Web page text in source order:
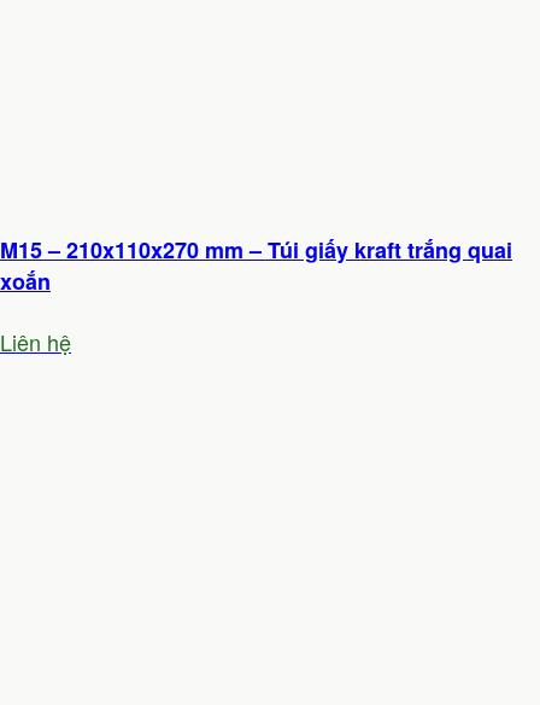
M15 – 210x110x270 mm – Túi giấy kraft trắng quai
xoắn
Liên hệ